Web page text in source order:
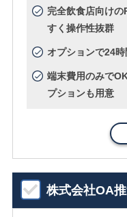
完全飲食店向け
すく操作性抜群
オプションで24
端末費用のみで
プションも用意
株式会社OA